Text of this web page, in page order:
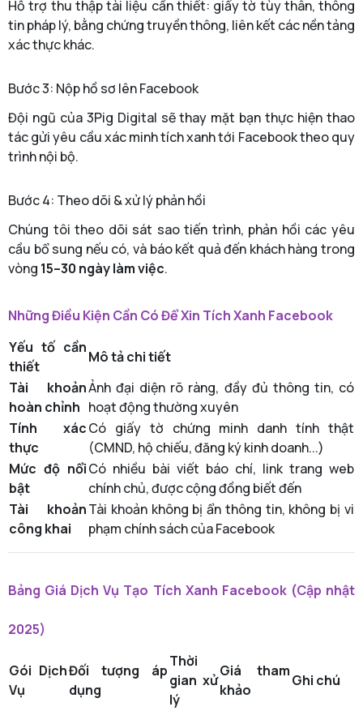
Hỗ trợ thu thập tài liệu cần thiết: giấy tờ tùy thân, thông
tin pháp lý, bằng chứng truyền thông, liên kết các nền tảng
xác thực khác.
Bước 3: Nộp hồ sơ lên Facebook
Đội ngũ của 3Pig Digital sẽ thay mặt bạn thực hiện thao
tác gửi yêu cầu xác minh tích xanh tới Facebook theo quy
trình nội bộ.
Bước 4: Theo dõi & xử lý phản hồi
Chúng tôi theo dõi sát sao tiến trình, phản hồi các yêu
cầu bổ sung nếu có, và báo kết quả đến khách hàng trong
vòng 15–30 ngày làm việc.
Những Điều Kiện Cần Có Để Xin Tích Xanh Facebook
Yếu tố cần
thiết
Mô tả chi tiết
Tài khoản
hoàn chỉnh
Ảnh đại diện rõ ràng, đầy đủ thông tin, có
hoạt động thường xuyên
Tính xác
thực
Có giấy tờ chứng minh danh tính thật
(CMND, hộ chiếu, đăng ký kinh doanh...)
Mức độ nổi
bật
Có nhiều bài viết báo chí, link trang web
chính chủ, được cộng đồng biết đến
Tài khoản
công khai
Tài khoản không bị ẩn thông tin, không bị vi
phạm chính sách của Facebook
Bảng Giá Dịch Vụ Tạo Tích Xanh Facebook (Cập nhật
2025)
Gói Dịch
Vụ
Đối tượng áp
dụng
Thời
gian xử
lý
Giá tham
khảo
Ghi chú